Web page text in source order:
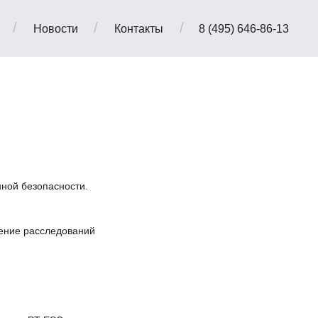
8 (495) 646-86-13
/ Контакты /
Новости
/
безопасности.
расследований